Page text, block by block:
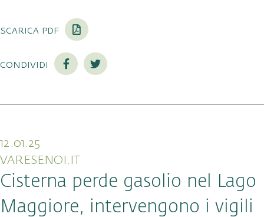
scarica pdf
condividi
12.01.25
VARESENOI.IT
Cisterna perde gasolio nel Lago
Maggiore, intervengono i vigili